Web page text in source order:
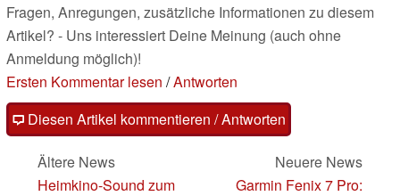
Fragen, Anregungen, zusätzliche Informationen zu diesem
Artikel? - Uns interessiert Deine Meinung (auch ohne
Anmeldung möglich)!
Ersten Kommentar lesen /Antworten
Diesen Artikel kommentieren / Antworten
Ältere News
Heimkino-Sound zum
Neuere News
Garmin Fenix 7 Pro: